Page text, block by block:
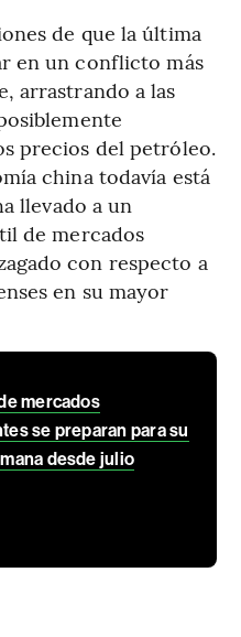
de que la última
en un conflicto más
arrastrando a las
precios del petróleo.
china todavía está
llevado a un
de mercados
con respecto a
en su mayor
mercados
se preparan para su
desde julio